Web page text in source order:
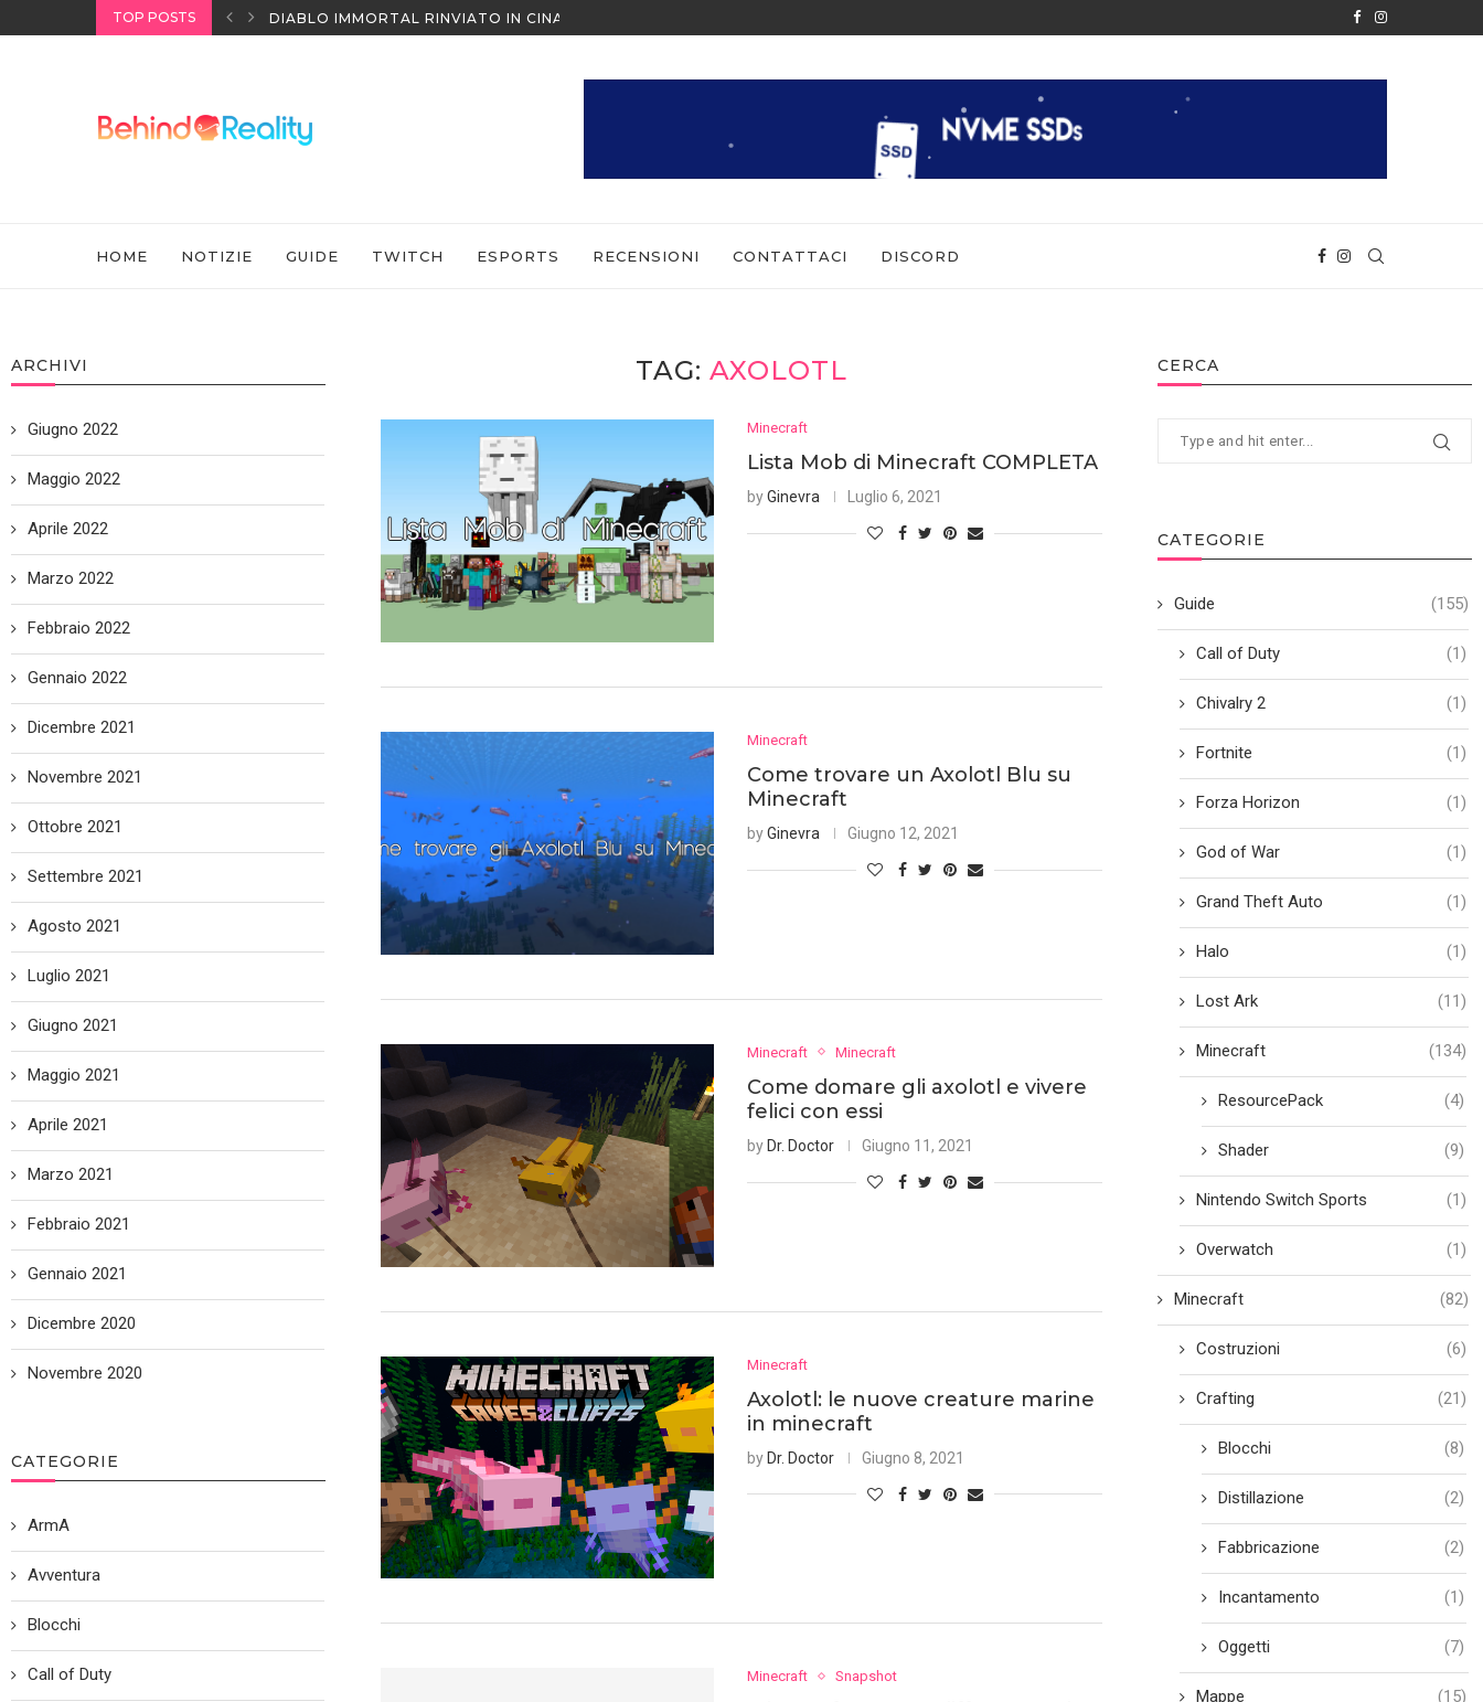
TOP POSTS NINTENDO SWITCH SPORTS: COME GIOCARE IN MULTIPLAYER APPLE RIVELA IL CHIP M2
HOME NOTIZIE GUIDE TWITCH ESPORTS RECENSIONI CONTATTACI DISCORD
TAG: AXOLOTL
Minecraft
Lista Mob di Minecraft COMPLETA
byGinevra Luglio 6, 2021
Minecraft
Come trovare un Axolotl Blu su
Minecraft
byGinevra Giugno 12, 2021
Minecraft Minecraft
Come domare gli axolotl e vivere
felici con essi
by Dr. Doctor Giugno 11, 2021
Minecraft
Axolotl: le nuove creature marine
in minecraft
byDr. Doctor Giugno 8, 2021
Minecraft Snapshot
CERCA
CATEGORIE
Guide (155)
Call of Duty (1)
Chivalry 2 (1)
Fortnite (1)
Forza Horizon (1)
God of War (1)
Grand Theft Auto (1)
Halo (1)
Lost Ark (11)
Minecraft (134)
ResourcePack (4)
Shader (9)
Nintendo Switch Sports (1)
Overwatch (1)
Minecraft (82)
Costruzioni (6)
Crafting (21)
Blocchi (8)
Distillazione (2)
Fabbricazione (2)
Incantamento (1)
Oggetti (7)
Mappe (15)
ARCHIVI
Giugno 2022
Maggio 2022
Aprile 2022
Marzo 2022
Febbraio 2022
Gennaio 2022
Dicembre 2021
Novembre 2021
Ottobre 2021
Settembre 2021
Agosto 2021
Luglio 2021
Giugno 2021
Maggio 2021
Aprile 2021
Marzo 2021
Febbraio 2021
Gennaio 2021
Dicembre 2020
Novembre 2020
CATEGORIE
ArmA
Avventura
Blocchi
Call of Duty